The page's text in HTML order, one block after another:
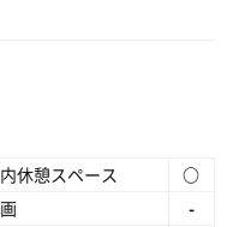
休憩スペース
○
-